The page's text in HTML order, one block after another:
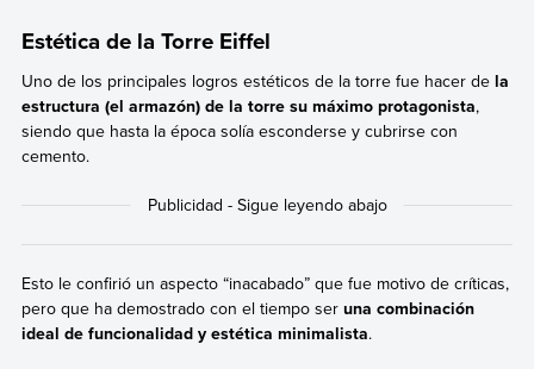
Estética de la Torre Eiffel
Uno de los principales logros estéticos de la torre fue hacer dela
estructura (el armazón) de la torre su máximo protagonista,
siendo que hasta la época solía esconderse y cubrirse con
cemento.
Esto le confirió un aspecto “inacabado” que fue motivo de críticas,
pero que ha demostrado con el tiempo seruna combinación
ideal de funcionalidad y estética minimalista.